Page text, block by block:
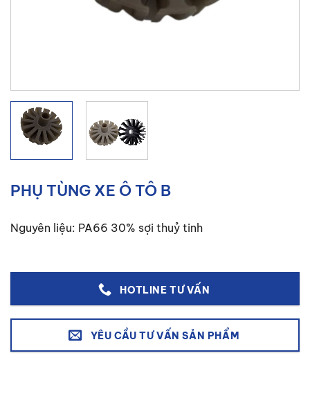
PHỤ TÙNG XE Ô TÔ B
Nguyên liệu: PA66 30% sợi thuỷ tinh
HOTLINE TƯ VẤN
YÊU CẦU TƯ VẤN SẢN PHẨM